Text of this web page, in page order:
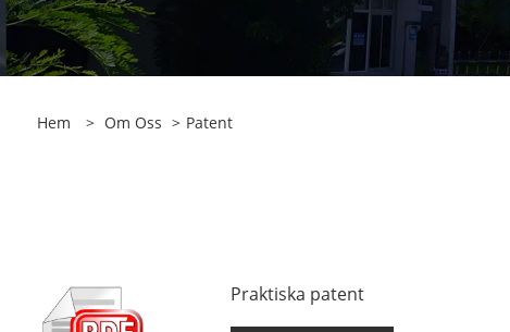
Hem > Om Oss > Patent
Praktiska patent